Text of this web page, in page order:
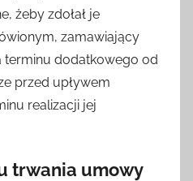
żeby zdołał je
zamawiający
terminu dodatkowego od
przed upływem
realizacji jej
trwania umowy